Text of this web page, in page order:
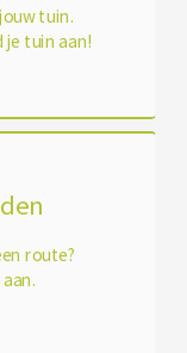
tuin.
je tuin aan!
route?